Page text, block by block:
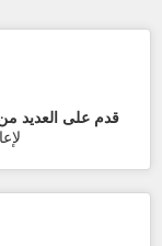
قدم على العديد